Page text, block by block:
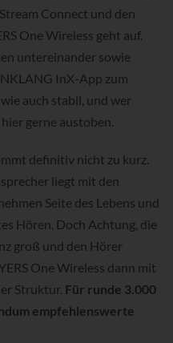
Connect und den
One Wireless geht auf.
untereinander sowie
InX-App zum
auch stabil, und wer
gerne austoben.
definitiv nicht zu kurz.
liegt mit den
Seite des Lebens und
Hören. Doch Achtung, die
groß und den Hörer
One Wireless dann mit
Struktur. Für runde 3.000
empfehlenswerte